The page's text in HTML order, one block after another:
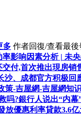
多 作者回復/查看最後
影响因素分析 | 未
付,首次推出現房销
沙、成都官方积极回
策-吉屋網-吉屋網知
吗?銀行人说出“内幕
放優惠利率貸款3.6亿